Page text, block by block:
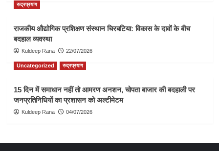
रुद्रप्रयाग
राजकीय औद्योगिक प्रशिक्षण संस्थान चिरबटिया: विकास के दावों के बीच
बदहाल व्यवस्था
Kuldeep Rana 22/07/2026
Uncategorized रुद्रप्रयाग
15 दिन में समाधान नहीं तो आमरण अनशन, चोपता बाजार की बदहाली पर
जनप्रतिनिधियों का प्रशासन को अल्टीमेटम
Kuldeep Rana 04/07/2026